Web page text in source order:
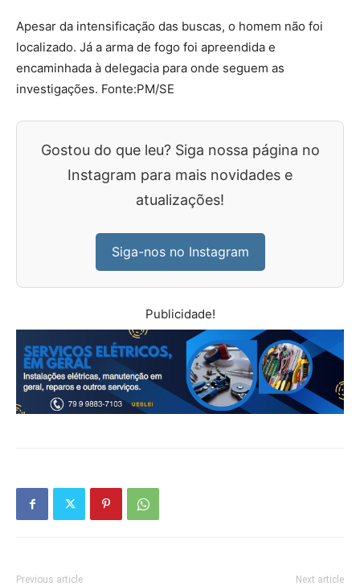
Apesar da intensificação das buscas, o homem não foi
localizado. Já a arma de fogo foi apreendida e
encaminhada à delegacia para onde seguem as
investigações. Fonte:PM/SE
Gostou do que leu? Siga nossa página no
Instagram para mais novidades e
atualizações!
Siga-nos no Instagram
Publicidade!
Previous article Next article